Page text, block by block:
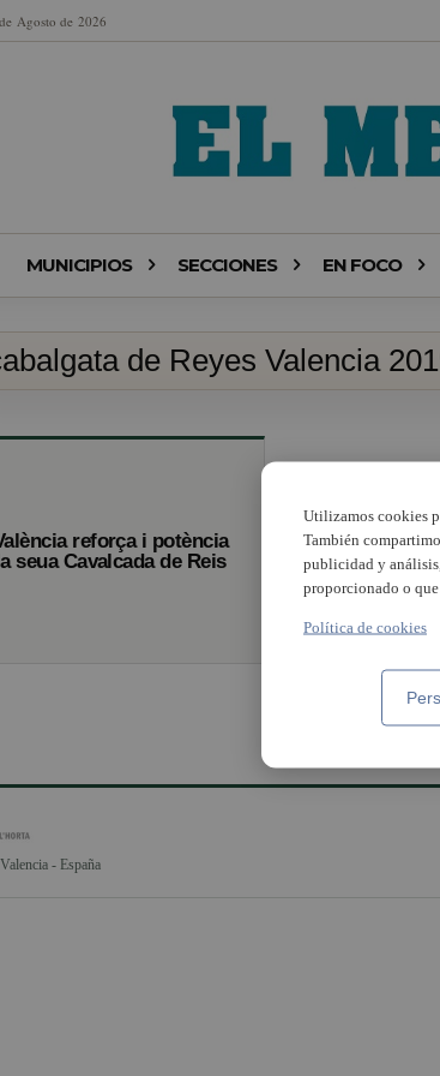
Agosto de 2026
MUNICIPIOS SECCIONES EN FOCO
de Reyes Valencia
reforça i potència
seua Cavalcada de Reis
- España
Utilizamos cookies
También
publicidad y
proporcionado o
Política de cookies